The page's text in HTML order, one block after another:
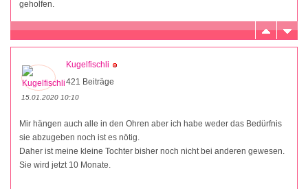
geholfen.
Kugelfischli
421 Beiträge
15.01.2020 10:10
Mir hängen auch alle in den Ohren aber ich habe weder das Bedürfnis
sie abzugeben noch ist es nötig.
Daher ist meine kleine Tochter bisher noch nicht bei anderen gewesen.
Sie wird jetzt 10 Monate.